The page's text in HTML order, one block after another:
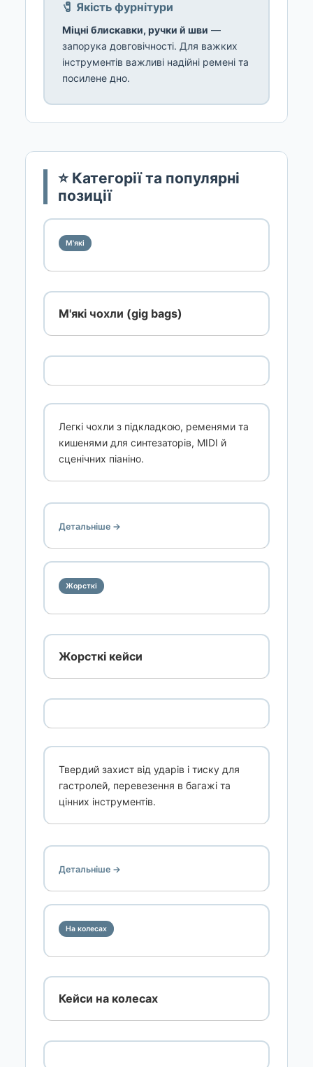
🧷 Якість фурнітури
Міцні блискавки, ручки й шви —
запорука довговічності. Для важких
інструментів важливі надійні ремені та
посилене дно.
⭐ Категорії та популярні
позиції
М'які
М'які чохли (gig bags)
Легкі чохли з підкладкою, ременями та
кишенями для синтезаторів, MIDI й
сценічних піаніно.
Детальніше →
Жорсткі
Жорсткі кейси
Твердий захист від ударів і тиску для
гастролей, перевезення в багажі та
цінних інструментів.
Детальніше →
На колесах
Кейси на колесах